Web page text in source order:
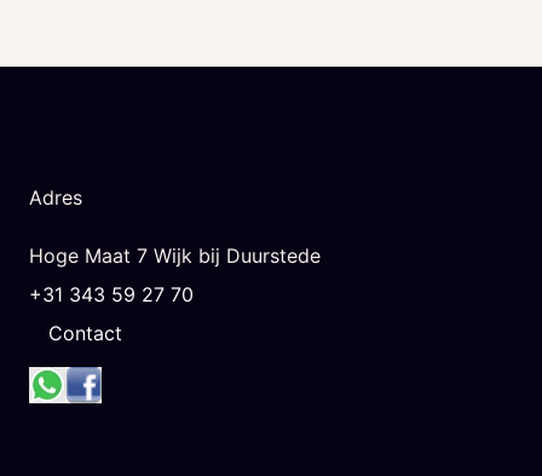
Adres
Hoge Maat 7 Wijk bij Duurstede
+31 343 59 27 70
Contact